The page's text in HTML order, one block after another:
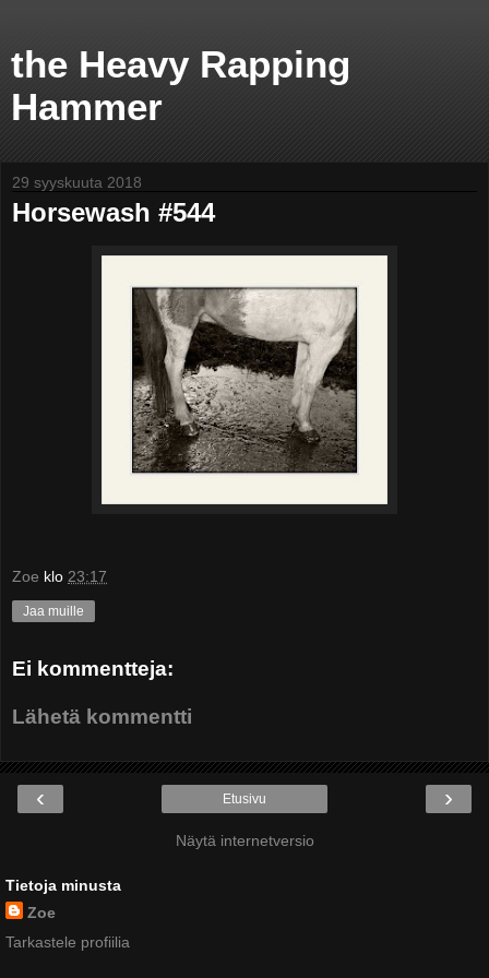
the Heavy Rapping
Hammer
29 syyskuuta 2018
Horsewash #544
Zoe klo 23:17
Jaa muille
Ei kommentteja:
Lähetä kommentti
‹ ›
Etusivu
Näytä internetversio
Tietoja minusta
Zoe
Tarkastele profiilia